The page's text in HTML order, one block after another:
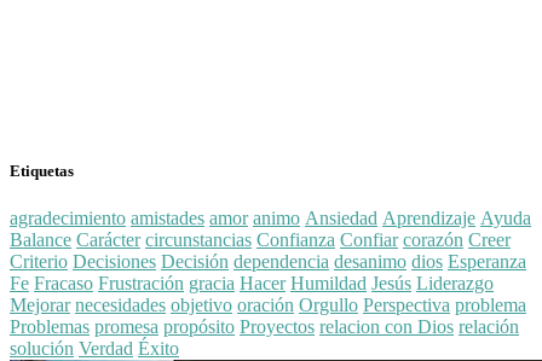
Etiquetas
agradecimiento amistades amor animo Ansiedad Aprendizaje Ayuda
Balance Carácter circunstancias Confianza Confiar corazón Creer
Criterio Decisiones Decisión dependencia desanimo dios Esperanza
Fe Fracaso Frustración gracia Hacer Humildad Jesús Liderazgo
Mejorar necesidades objetivo oración Orgullo Perspectiva problema
Problemas promesa propósito Proyectos relacion con Dios relación
solución Verdad Éxito